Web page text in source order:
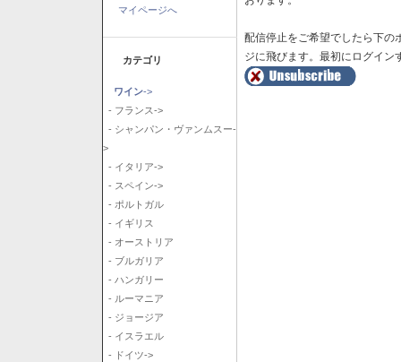
マイページへ
カテゴリ
ワイン->
- フランス->
- シャンパン・ヴァンムスー-
>
- イタリア->
- スペイン->
- ポルトガル
- イギリス
- オーストリア
- ブルガリア
- ハンガリー
- ルーマニア
- ジョージア
- イスラエル
- ドイツ->
配信停止をご希望でしたら下の
ジに飛びます。最初にログイン